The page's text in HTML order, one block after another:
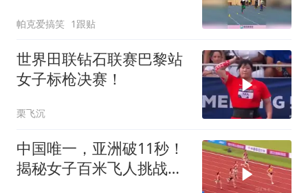
帕克爱搞笑 1跟贴
世界田联钻石联赛巴黎站
女子标枪决赛！
栗飞沉
中国唯一，亚洲破11秒！
揭秘女子百米飞人挑战之